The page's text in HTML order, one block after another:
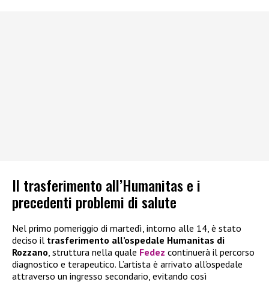
Il trasferimento all’Humanitas e i
precedenti problemi di salute
Nel primo pomeriggio di martedì, intorno alle 14, è stato
deciso il trasferimento all’ospedale Humanitas di
Rozzano, struttura nella quale Fedez continuerà il percorso
diagnostico e terapeutico. L’artista è arrivato all’ospedale
attraverso un ingresso secondario, evitando così